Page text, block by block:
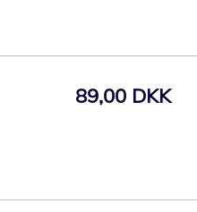
89,00 DKK